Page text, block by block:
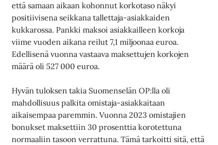
että samaan aikaan kohonnut korkotaso näkyi
positiivisena seikkana tallettaja-asiakkaiden
kukkarossa. Pankki maksoi asiakkailleen korkoja
viime vuoden aikana reilut 7,1 miljoonaa euroa.
Edellisenä vuonna vastaava maksettujen korkojen
määrä oli 527 000 euroa.
Hyvän tuloksen takia Suomenselän OP:lla oli
mahdollisuus palkita omistaja-asiakkaitaan
aikaisempaa paremmin. Vuonna 2023 omistajien
bonukset maksettiin 30 prosenttia korotettuna
normaaliin tasoon verrattuna. Tämä tarkoitti sitä, että